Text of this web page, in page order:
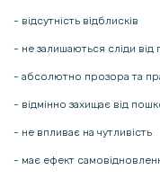
Прозорий
- відсутність відблисків
- не залишаються сліди від
- абсолютно прозора та
- відмінно захищає від
- не впливає на чутливість
- має ефект